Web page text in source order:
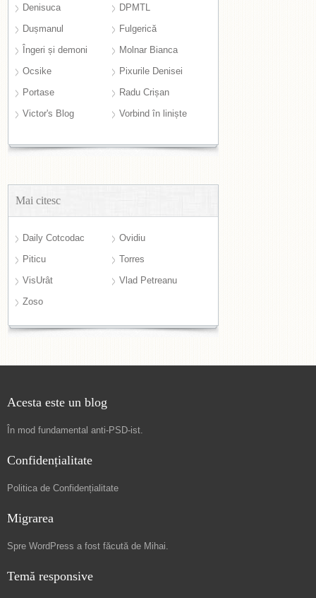
Denisuca
DPMTL
Dușmanul
Fulgerică
Îngeri și demoni
Molnar Bianca
Ocsike
Pixurile Denisei
Portase
Radu Crișan
Victor's Blog
Vorbind în liniște
Mai citesc
Daily Cotcodac
Ovidiu
Piticu
Torres
VisUrât
Vlad Petreanu
Zoso
Acesta este un blog
În mod fundamental anti-PSD-ist.
Confidențialitate
Politica de Confidențialitate
Migrarea
Spre WordPress a fost făcută de Mihai.
Temă responsive